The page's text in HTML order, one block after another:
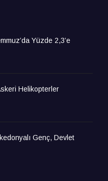
Yüzde 2,3’e
Helikopterler
Genç, Devlet